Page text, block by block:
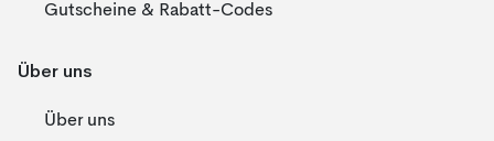
Gutscheine & Rabatt-Codes
Über uns
Über uns